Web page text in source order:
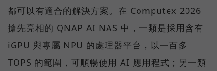
都可以有適合的解決方案。在 Computex 2026
搶先亮相的 QNAP AI NAS 中，一類是採用含有
iGPU 與專屬 NPU 的處理器平台，以一百多
TOPS 的範圍，可順暢使用 AI 應用程式；另一類